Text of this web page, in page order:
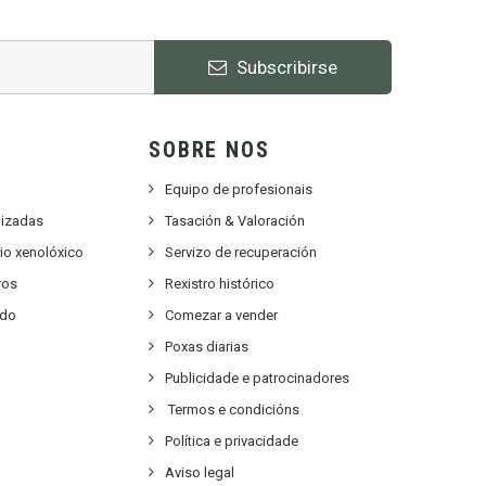
Subscribirse
xenolóxico
SOBRE NOS
Equipo de profesionais
Tasación & Valoración
Servizo de recuperación
Rexistro histórico
Comezar a vender
Poxas diarias
Publicidade e patrocinadores
Termos e condicións
Política e privacidade
Aviso legal